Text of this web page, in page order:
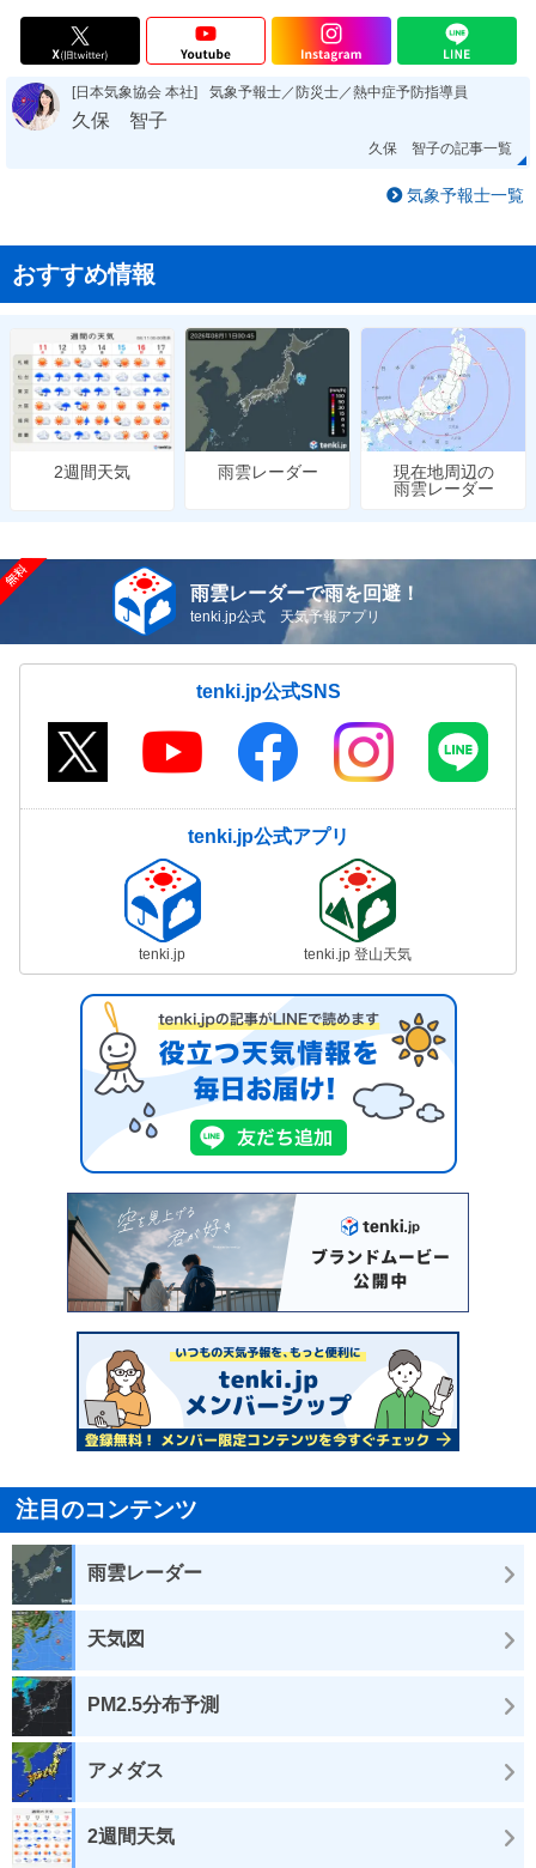
[日本気象協会 本社] 気象予報士／防災士／熱中症予防指導員
久保 智子
久保 智子の記事一覧
気象予報士一覧
おすすめ情報
2週間天気 雨雲レーダー
現在地周辺の
雨雲レーダー
雨雲レーダーで雨を回避！
tenki.jp公式 天気予報アプリ
tenki.jp公式SNS
tenki.jp公式アプリ
tenki.jp tenki.jp 登山天気
注目のコンテンツ
雨雲レーダー
天気図
PM2.5分布予測
アメダス
2週間天気